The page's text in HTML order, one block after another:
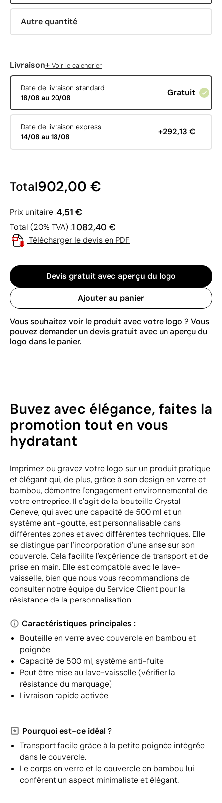
Autre quantité
Livraison+ Voir le calendrier
Date de livraison standard
18/08 au 20/08
Gratuit
Date de livraison express
14/08 au 18/08
+292,13 €
Total902,00 €
Prix unitaire :4,51 €
Total (20% TVA) :1 082,40 €
Télécharger le devis en PDF
Devis gratuit avec aperçu du logo
Ajouter au panier
Vous souhaitez voir le produit avec votre logo ? Vous
pouvez demander un devis gratuit avec un aperçu du
logo dans le panier.
Buvez avec élégance, faites la
promotion tout en vous
hydratant
Imprimez ou gravez votre logo sur un produit pratique
et élégant qui, de plus, grâce à son design en verre et
bambou, démontre l'engagement environnemental de
votre entreprise. Il s'agit de la bouteille Crystal
Geneve, qui avec une capacité de 500 ml et un
système anti-goutte, est personnalisable dans
différentes zones et avec différentes techniques. Elle
se distingue par l'incorporation d'une anse sur son
couvercle. Cela facilite l'expérience de transport et de
prise en main. Elle est compatble avec le lave-
vaisselle, bien que nous vous recommandions de
consulter notre équipe du Service Client pour la
résistance de la personnalisation.
Caractéristiques principales :
Bouteille en verre avec couvercle en bambou et
poignée
Capacité de 500 ml, système anti-fuite
Peut être mise au lave-vaisselle (vérifier la
résistance du marquage)
Livraison rapide activée
Pourquoi est-ce idéal ?
Transport facile grâce à la petite poignée intégrée
dans le couvercle.
Le corps en verre et le couvercle en bambou lui
confèrent un aspect minimaliste et élégant.